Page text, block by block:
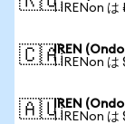
1 IRENon
🇨🇦IREN
1 IRENon は
🇦🇺IREN
1 IRENon は